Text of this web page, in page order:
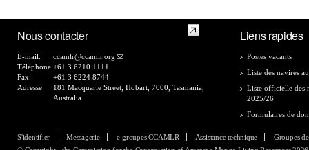
Nous contacter
E-mail:
ccamlr@ccamlr.org
Téléphone:+61 3 6210 1111
Fax:
+61 3 6224 8744
Adresse:
181 Macquarie Street, Hobart, 7000, Tasmania,
Australia
Liens rapides
Postes vacants
Liste des navires
Liste officielle des
2025/26
Formulaires de
S'identifier Messagerie e-groupes CCAMLR Assistance technique
Groupes